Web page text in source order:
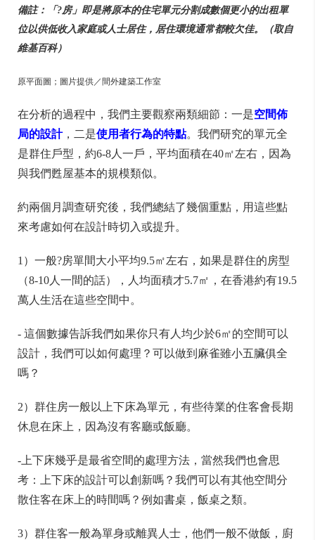
備註：「?房」即是將原本的住宅單元分割成數個更小的出租單
位以供低收入家庭或人士居住，居住環境通常都較欠佳。（取自
維基百科）
原平面圖；圖片提供／間外建築工作室
在分析的過程中，我們主要觀察兩類細節：一是空間佈
局的設計，二是使用者行為的特點。我們研究的單元全
是群住戶型，約6-8人一戶，平均面積在40㎡左右，因為
與我們甦屋基本的規模類似。
約兩個月調查研究後，我們總結了幾個重點，用這些點
來考慮如何在設計時切入或提升。
1）一般?房單間大小平均9.5㎡左右，如果是群住的房型
（8-10人一間的話），人均面積才5.7㎡，在香港約有19.5
萬人生活在這些空間中。
- 這個數據告訴我們如果你只有人均少於6㎡的空間可以
設計，我們可以如何處理？可以做到麻雀雖小五臟俱全
嗎？
2）群住房一般以上下床為單元，有些待業的住客會長期
休息在床上，因為沒有客廳或飯廳。
-上下床幾乎是最省空間的處理方法，當然我們也會思
考：上下床的設計可以創新嗎？我們可以有其他空間分
散住客在床上的時間嗎？例如書桌，飯桌之類。
3）群住客一般為單身或離異人士，他們一般不做飯，廚